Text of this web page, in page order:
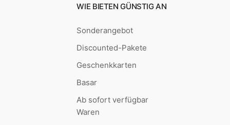
WIE BIETEN GÜNSTIG AN
Sonderangebot
Discounted-Pakete
Geschenkkarten
Basar
Ab sofort verfügbar
Waren